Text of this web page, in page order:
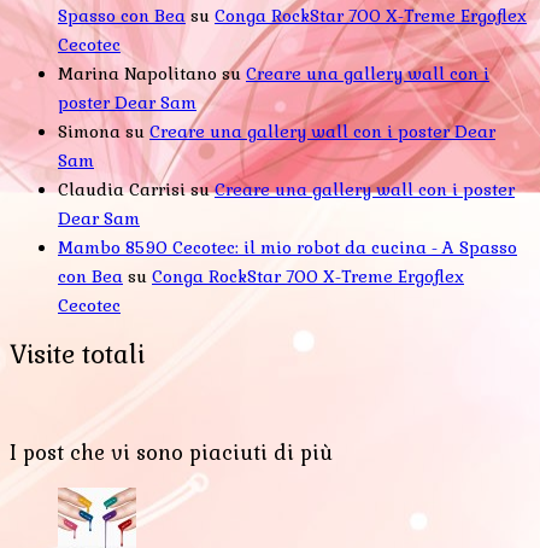
Spasso con Bea su Conga RockStar 700 X-Treme Ergoflex
Cecotec
Marina Napolitano su Creare una gallery wall con i
poster Dear Sam
Simona su Creare una gallery wall con i poster Dear
Sam
Claudia CarrisisuCreare una gallery wall con i poster
Dear Sam
Mambo 8590 Cecotec: il mio robot da cucina - A Spasso
con Bea su Conga RockStar 700 X-Treme Ergoflex
Cecotec
Visite totali
I post che vi sono piaciuti di più